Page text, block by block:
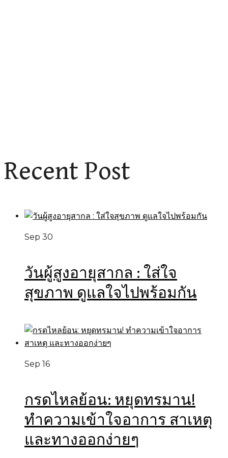
Recent Post
Sep 30
วันผู้สูงอายุสากล : ใส่ใจ
สุขภาพ ดูแลใจไปพร้อมกัน
Sep 16
กรดไหลย้อน: หยุดทรมาน!
ทำความเข้าใจอาการ สาเหตุ
และทางออกง่ายๆ